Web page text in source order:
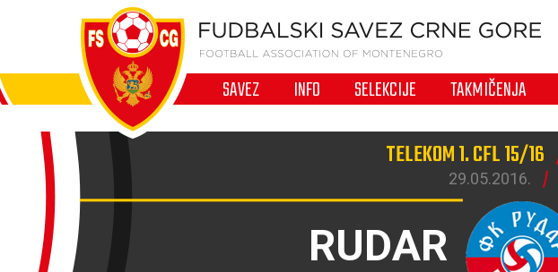
SAVEZ INFO SELEKCIJE TAKMIČENJA
TELEKOM 1. CFL 15/16
29.05.2016.
RUDAR